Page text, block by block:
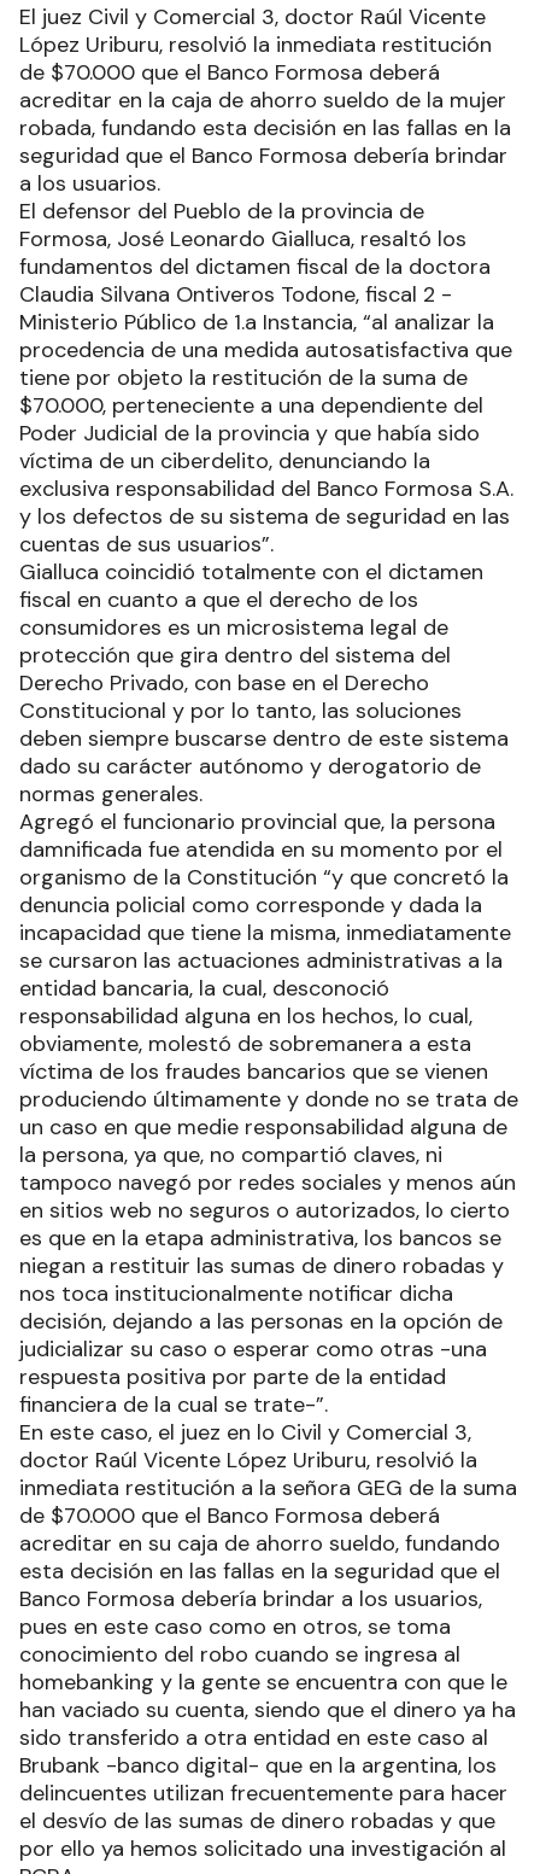
El juez Civil y Comercial 3, doctor Raúl Vicente
López Uriburu, resolvió la inmediata restitución
de $70.000 que el Banco Formosa deberá
acreditar en la caja de ahorro sueldo de la mujer
robada, fundando esta decisión en las fallas en la
seguridad que el Banco Formosa debería brindar
a los usuarios.
El defensor del Pueblo de la provincia de
Formosa, José Leonardo Gialluca, resaltó los
fundamentos del dictamen fiscal de la doctora
Claudia Silvana Ontiveros Todone, fiscal 2 -
Ministerio Público de 1.a Instancia, “al analizar la
procedencia de una medida autosatisfactiva que
tiene por objeto la restitución de la suma de
$70.000, perteneciente a una dependiente del
Poder Judicial de la provincia y que había sido
víctima de un ciberdelito, denunciando la
exclusiva responsabilidad del Banco Formosa S.A.
y los defectos de su sistema de seguridad en las
cuentas de sus usuarios”.
Gialluca coincidió totalmente con el dictamen
fiscal en cuanto a que el derecho de los
consumidores es un microsistema legal de
protección que gira dentro del sistema del
Derecho Privado, con base en el Derecho
Constitucional y por lo tanto, las soluciones
deben siempre buscarse dentro de este sistema
dado su carácter autónomo y derogatorio de
normas generales.
Agregó el funcionario provincial que, la persona
damnificada fue atendida en su momento por el
organismo de la Constitución “y que concretó la
denuncia policial como corresponde y dada la
incapacidad que tiene la misma, inmediatamente
se cursaron las actuaciones administrativas a la
entidad bancaria, la cual, desconoció
responsabilidad alguna en los hechos, lo cual,
obviamente, molestó de sobremanera a esta
víctima de los fraudes bancarios que se vienen
produciendo últimamente y donde no se trata de
un caso en que medie responsabilidad alguna de
la persona, ya que, no compartió claves, ni
tampoco navegó por redes sociales y menos aún
en sitios web no seguros o autorizados, lo cierto
es que en la etapa administrativa, los bancos se
niegan a restituir las sumas de dinero robadas y
nos toca institucionalmente notificar dicha
decisión, dejando a las personas en la opción de
judicializar su caso o esperar como otras -una
respuesta positiva por parte de la entidad
financiera de la cual se trate-”.
En este caso, el juez en lo Civil y Comercial 3,
doctor Raúl Vicente López Uriburu, resolvió la
inmediata restitución a la señora GEG de la suma
de $70.000 que el Banco Formosa deberá
acreditar en su caja de ahorro sueldo, fundando
esta decisión en las fallas en la seguridad que el
Banco Formosa debería brindar a los usuarios,
pues en este caso como en otros, se toma
conocimiento del robo cuando se ingresa al
homebanking y la gente se encuentra con que le
han vaciado su cuenta, siendo que el dinero ya ha
sido transferido a otra entidad en este caso al
Brubank -banco digital- que en la argentina, los
delincuentes utilizan frecuentemente para hacer
el desvío de las sumas de dinero robadas y que
por ello ya hemos solicitado una investigación al